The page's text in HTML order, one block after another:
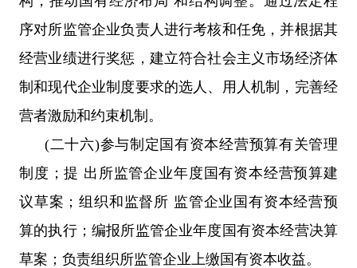
序对所监管企业负责人进行考核和任免，并根据其
经营业绩进行奖惩，建立符合社会主义市场经济体
制和现代企业制度要求的选人、用人机制，完善经
营者激励和约束机制。
(二十六)参与制定国有资本经营预算有关管理
制度；提 出所监管企业年度国有资本经营预算建
议草案；组织和监督所 监管企业国有资本经营预
算的执行；编报所监管企业年度国有资本经营决算
草案；负责组织所监管企业上缴国有资本收益。